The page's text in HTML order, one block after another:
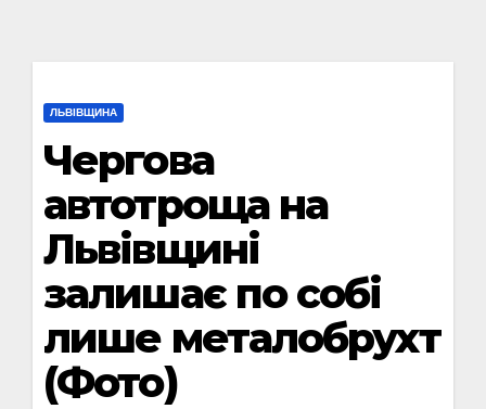
ЛЬВІВЩИНА
Чергова
автотроща на
Львівщині
залишає по собі
лише металобрухт
(Фото)